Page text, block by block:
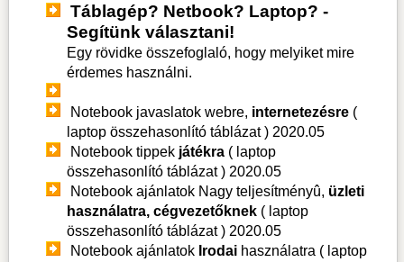
Táblagép? Netbook? Laptop? -
Segítünk választani!
Egy rövidke összefoglaló, hogy melyiket mire
érdemes használni.
Notebook javaslatok webre, internetezésre (
laptop összehasonlító táblázat ) 2020.05
Notebook tippek játékra ( laptop
összehasonlító táblázat ) 2020.05
Notebook ajánlatok Nagy teljesítményû, üzleti
használatra, cégvezetőknek ( laptop
összehasonlító táblázat ) 2020.05
Notebook ajánlatok Irodai használatra ( laptop